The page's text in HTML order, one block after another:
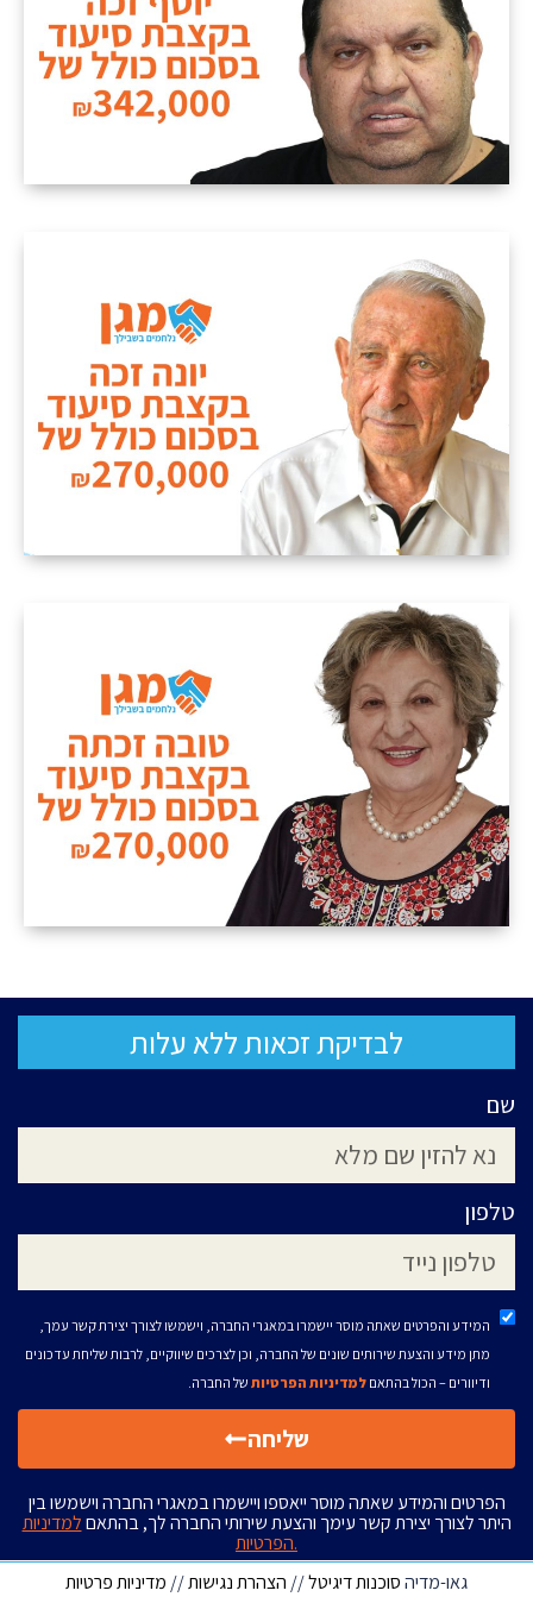
לבדיקת זכאות ללא עלות
שם
טלפון
המידע והפרטים שאתה מוסר יישמרו במאגרי החברה, וישמשו לצורך יצירת קשר עמך,
מתן מידע והצעת שירותים שונים של החברה, וכן לצרכים שיווקיים, לרבות שליחת עדכונים
ודיוורים – הכול בהתאם למדיניות הפרטיות של החברה.
שליחה
הפרטים והמידע שאתה מוסר ייאספו ויישמרו במאגרי החברה וישמשו בין
היתר לצורך יצירת קשר עימך והצעת שירותי החברה לך, בהתאםלמדיניות
הפרטיות.
גאו-מדיהסוכנות דיגיטל// הצהרת נגישות// מדיניות פרטיות